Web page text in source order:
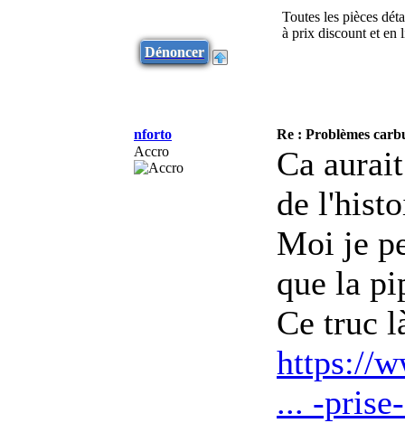
Toutes les pièces
à prix discount et
Dénoncer
nforto
Re : Problèmes
Accro
Ca
de
Moi je
que la
Ce truc
https://
... -